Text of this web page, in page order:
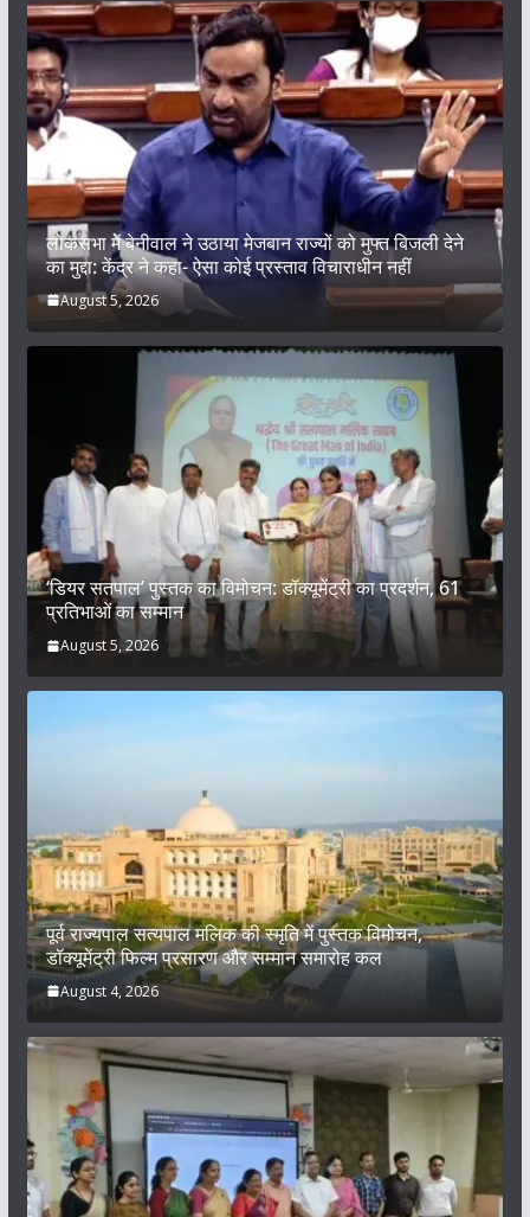
लोकसभा में बेनीवाल ने उठाया मेजबान राज्यों को मुफ्त बिजली देने
का मुद्दा: केंद्र ने कहा- ऐसा कोई प्रस्ताव विचाराधीन नहीं
August 5, 2026
‘डियर सतपाल’ पुस्तक का विमोचन: डॉक्यूमेंट्री का प्रदर्शन, 61
प्रतिभाओं का सम्मान
August 5, 2026
पूर्व राज्यपाल सत्यपाल मलिक की स्मृति में पुस्तक विमोचन,
डॉक्यूमेंट्री फिल्म प्रसारण और सम्मान समारोह कल
August 4, 2026